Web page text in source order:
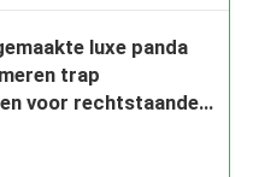
luxe panda
trap
voor rechtstaande